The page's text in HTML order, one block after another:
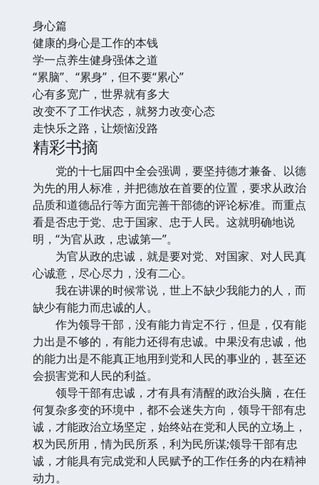
身心篇
健康的身心是工作的本钱
学一点养生健身强体之道
“累脑”、“累身”，但不要“累心”
心有多宽广，世界就有多大
改变不了工作状态，就努力改变心态
走快乐之路，让烦恼没路
精彩书摘
党的十七届四中全会强调，要坚持德才兼备、以德
为先的用人标准，并把德放在首要的位置，要求从政治
品质和道德品行等方面完善干部德的评论标准。而重点
看是否忠于党、忠于国家、忠于人民。这就明确地说
明，“为官从政，忠诚第一”。
为官从政的忠诚，就是要对党、对国家、对人民真
心诚意，尽心尽力，没有二心。
我在讲课的时候常说，世上不缺少我能力的人，而
缺少有能力而忠诚的人。
作为领导干部，没有能力肯定不行，但是，仅有能
力出是不够的，有能力还得有忠诚。中果没有忠诚，他
的能力出是不能真正地用到党和人民的事业的，甚至还
会损害党和人民的利益。
领导干部有忠诚，才有具有清醒的政治头脑，在任
何复杂多变的环境中，都不会迷失方向，领导干部有忠
诚，才能政治立场坚定，始终站在党和人民的立场上，
权为民所用，情为民所系，利为民所谋;领导干部有忠
诚，才能具有完成党和人民赋予的工作任务的内在精神
动力。